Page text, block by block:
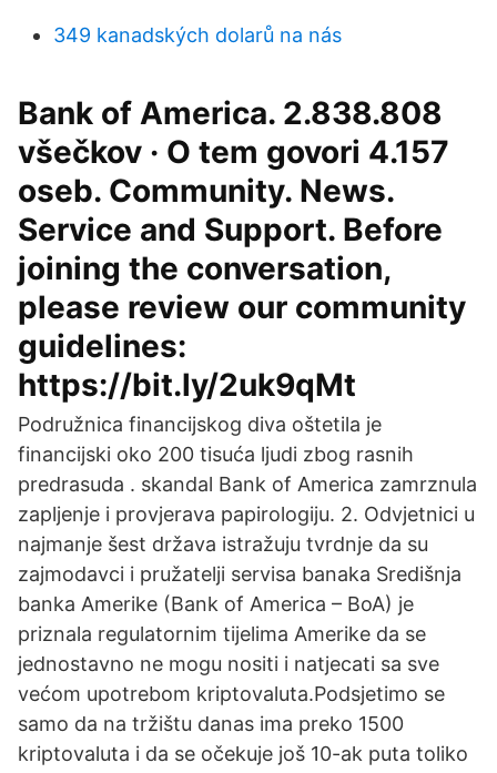
349 kanadských dolarů na nás
Bank of America. 2.838.808
všečkov · O tem govori 4.157
oseb. Community. News.
Service and Support. Before
joining the conversation,
please review our community
guidelines:
https://bit.ly/2uk9qMt
Podružnica financijskog diva oštetila je
financijski oko 200 tisuća ljudi zbog rasnih
predrasuda . skandal Bank of America zamrznula
zapljenje i provjerava papirologiju. 2. Odvjetnici u
najmanje šest država istražuju tvrdnje da su
zajmodavci i pružatelji servisa banaka Središnja
banka Amerike (Bank of America – BoA) je
priznala regulatornim tijelima Amerike da se
jednostavno ne mogu nositi i natjecati sa sve
većom upotrebom kriptovaluta.Podsjetimo se
samo da na tržištu danas ima preko 1500
kriptovaluta i da se očekuje još 10-ak puta toliko